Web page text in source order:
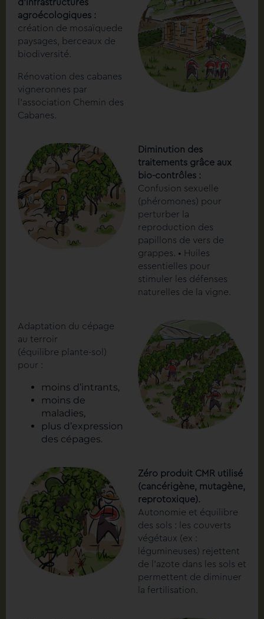
d’infrastructures
agroécologiques :
création de mosaïquede
paysages, berceaux de
biodiversité.
Rénovation des cabanes
vigneronnes par
l’association Chemin des
Cabanes.
Diminution des
traitements grâce aux
bio-contrôles :
Confusion sexuelle
(phéromones) pour
perturber la
reproduction des
papillons de vers de
grappes. • Huiles
essentielles pour
stimuler les défenses
naturelles de la vigne.
Adaptation du cépage
au terroir
(équilibre plante-sol)
pour :
moins d’intrants,
moins de
maladies,
plus d’expression
des cépages.
Zéro produit CMR utilisé
(cancérigène, mutagène,
reprotoxique).
Autonomie et équilibre
des sols : les couverts
végétaux (ex :
légumineuses) rejettent
de l’azote dans les sols et
permettent de diminuer
la fertilisation.